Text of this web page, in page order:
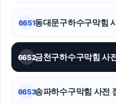
6651동대문구하수구막힘
6652
6653송파하수구막힘 사전